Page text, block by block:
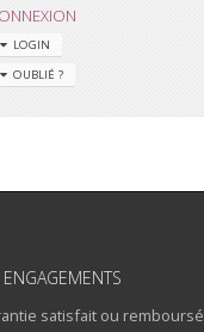
LOGIN
OUBLIÉ ?
satisfait ou remboursé